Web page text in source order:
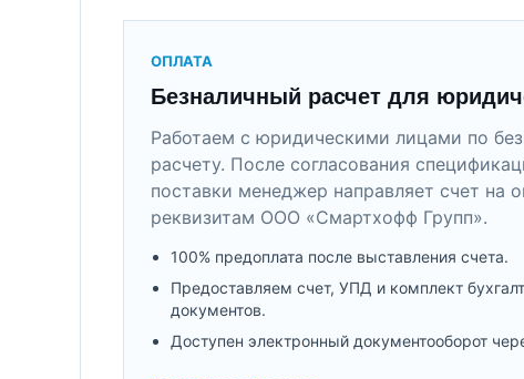
ОПЛАТА
Безналичный расчет для
Работаем с юридическими лицами по
расчету. После согласования
поставки менеджер направляет счет на
реквизитам ООО «Смартхофф Групп».
100% предоплата после выставления счета.
Предоставляем счет, УПД и комплект
документов.
Доступен электронный документооборот